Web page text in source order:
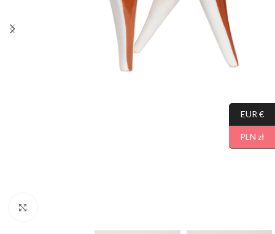
EUR €
PLN zł